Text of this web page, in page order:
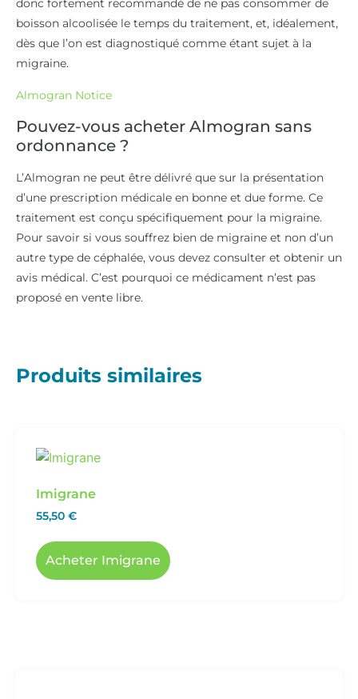
donc fortement recommandé de ne pas consommer de
boisson alcoolisée le temps du traitement, et, idéalement,
dès que l’on est diagnostiqué comme étant sujet à la
migraine.
Almogran Notice
Pouvez-vous acheter Almogran sans
ordonnance ?
L’Almogran ne peut être délivré que sur la présentation
d’une prescription médicale en bonne et due forme. Ce
traitement est conçu spécifiquement pour la migraine.
Pour savoir si vous souffrez bien de migraine et non d’un
autre type de céphalée, vous devez consulter et obtenir un
avis médical. C’est pourquoi ce médicament n’est pas
proposé en vente libre.
Produits similaires
Imigrane
55,50 €
Acheter Imigrane